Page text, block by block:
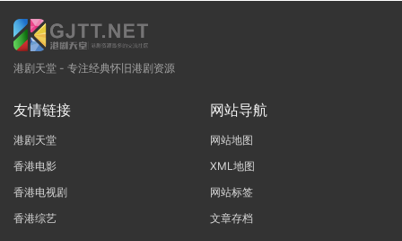
港剧天堂 - 专注经典怀旧港剧资源
友情链接
港剧天堂
香港电影
香港电视剧
香港综艺
网站导航
网站地图
XML地图
网站标签
文章存档